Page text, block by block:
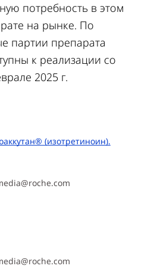
потребность в этом
на рынке. По
партии препарата
к реализации со
2025 г.
(изотретиноин).